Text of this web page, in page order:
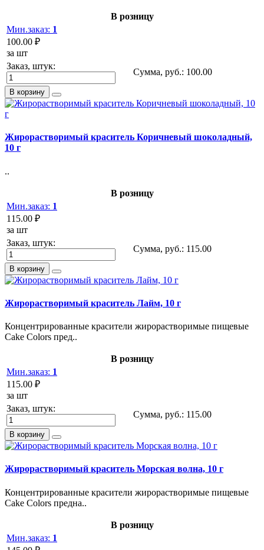
В розницу
Мин.заказ: 1
100.00 ₽
за шт
Заказ, штук:
Сумма, руб.: 100.00
В корзину
Жирорастворимый краситель Коричневый шоколадный,
10 г
..
В розницу
Мин.заказ: 1
115.00 ₽
за шт
Заказ, штук:
Сумма, руб.: 115.00
В корзину
Жирорастворимый краситель Лайм, 10 г
Концентрированные красители жирорастворимые пищевые
Cake Colors пред..
В розницу
Мин.заказ: 1
115.00 ₽
за шт
Заказ, штук:
Сумма, руб.: 115.00
В корзину
Жирорастворимый краситель Морская волна, 10 г
Концентрированные красители жирорастворимые пищевые
Cake Colors предна..
В розницу
Мин.заказ: 1